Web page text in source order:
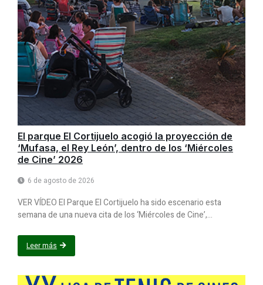
El parque El Cortijuelo acogió la proyección de
‘Mufasa, el Rey León’, dentro de los ‘Miércoles
de Cine’ 2026
6 de agosto de 2026
VER VÍDEO El Parque El Cortijuelo ha sido escenario esta
semana de una nueva cita de los ‘Miércoles de Cine’,...
Leer más